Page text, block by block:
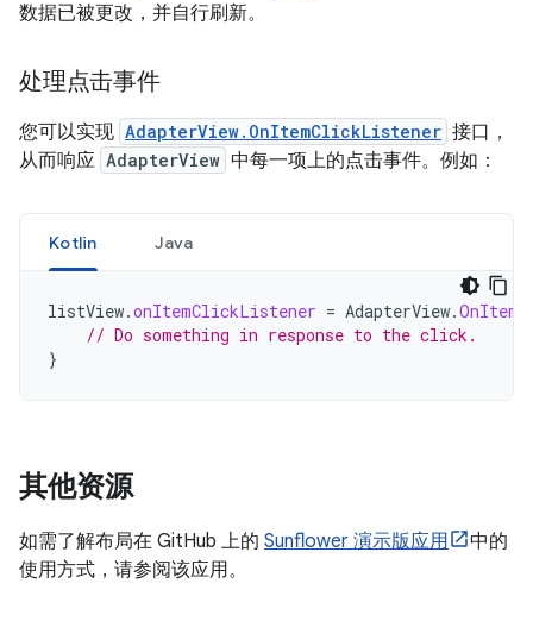
数据已被更改，并自行刷新。
处理点击事件
您可以实现 AdapterView.OnItemClickListener 接口，
从而响应 AdapterView 中每一项上的点击事件。例如：
Kotlin Java
listView.onItemClickListener = AdapterView.
// Do something in response to the click.
}
其他资源
如需了解布局在 GitHub 上的 Sunflower 演示版应用
中的
使用方式，请参阅该应用。